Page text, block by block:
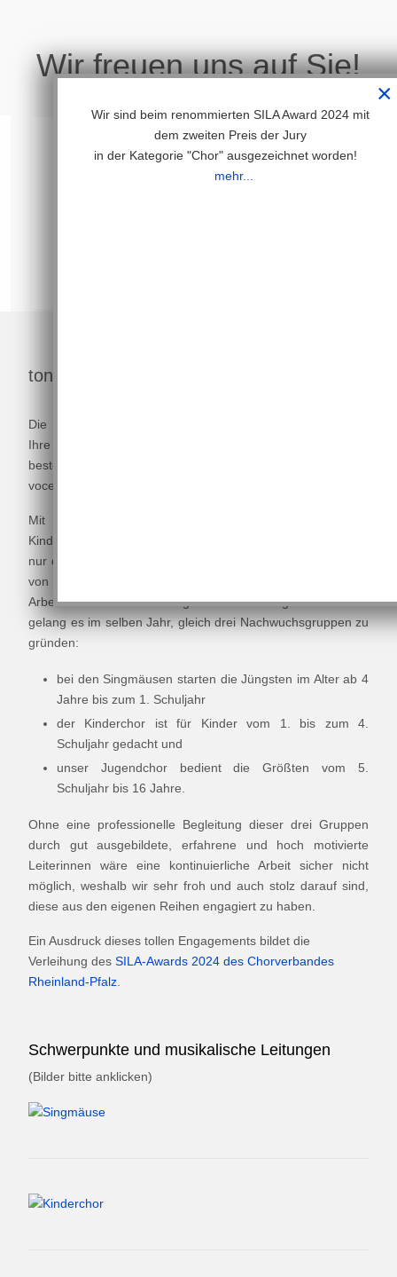
Wir freuen uns auf Sie!
tonArt Kids - die Zukunft hat begonnen
Die Gründung gleich dreier Chöre für die Jüngsten hatte
Ihre Initialzündung 2016, als es uns gelang, eines der
besten A-capella Ensembles der Welt zu engagieren -
voces8.
Mit ihren Workshops mit mehr als 400 teilnehmenden
Kindern aus Nassau und seinem Umland wussten sie nicht
nur die Kinder, sondern vor allem auch die Verantwortlichen
von tonArt davon zu überzeugen, das Engagement für die
Arbeit mit Kindern und Jugendlichen aufzugreifen und so
gelang es im selben Jahr, gleich drei Nachwuchsgruppen zu
gründen:
bei den Singmäusen starten die Jüngsten im Alter ab 4
Jahre bis zum 1. Schuljahr
der Kinderchor ist für Kinder vom 1. bis zum 4.
Schuljahr gedacht und
unser Jugendchor bedient die Größten vom 5.
Schuljahr bis 16 Jahre.
Ohne eine professionelle Begleitung dieser drei Gruppen
durch gut ausgebildete, erfahrene und hoch motivierte
Leiterinnen wäre eine kontinuierliche Arbeit sicher nicht
möglich, weshalb wir sehr froh und auch stolz darauf sind,
diese aus den eigenen Reihen engagiert zu haben.
Ein Ausdruck dieses tollen Engagements bildet die
Verleihung des SILA-Awards 2024 des Chorverbandes
Rheinland-Pfalz
Schwerpunkte und musikalische Leitungen
(Bilder bitte anklicken)
×
Wir sind beim renommierten SILA Award 2024 mit
dem zweiten Preis der Jury
in der Kategorie "Chor" ausgezeichnet worden!
mehr...